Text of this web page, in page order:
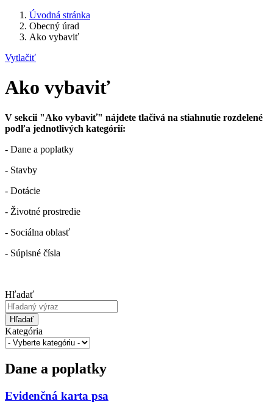
Úvodná stránka
Obecný úrad
Ako vybaviť
Vytlačiť
Ako vybaviť
V sekcii "Ako vybaviť" nájdete tlačivá na stiahnutie rozdelené
podľa jednotlivých kategórií:
- Dane a poplatky
- Stavby
- Dotácie
- Životné prostredie
- Sociálna oblasť
- Súpisné čísla
Hľadať
Hľadať
Kategória
Dane a poplatky
Evidenčná karta psa